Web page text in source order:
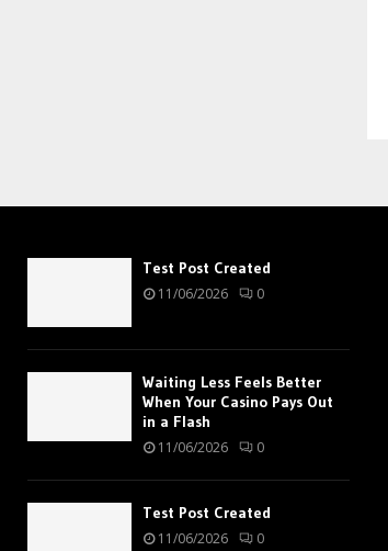
Test Post Created
11/06/2026 0
Waiting Less Feels Better
When Your Casino Pays Out
in a Flash
11/06/2026 0
Test Post Created
11/06/2026 0